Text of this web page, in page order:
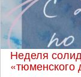
Неделя
«тюменского